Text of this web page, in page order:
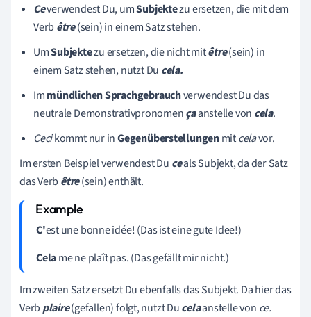
Ceverwendest Du, umSubjektezu ersetzen, die mit dem
Verb être(sein)in einem Satz stehen.
UmSubjektezu ersetzen, die nicht mitêtre(sein) in
einem Satz stehen, nutzt Du cela.
Immündlichen Sprachgebrauchverwendest Du das
neutrale Demonstrativpronomençaanstelle von cela.
Cecikommtnur inGegenüberstellungenmitcelavor.
Im ersten Beispiel verwendest Du ceals Subjekt, da der Satz
das Verb être(sein)enthält.
C'est une bonne idée! (Das ist eine gute Idee!)
Celame ne plaît pas. (Das gefällt mir nicht.)
Im zweiten Satz ersetzt Du ebenfalls das Subjekt. Da hier das
Verb plaire(gefallen) folgt, nutzt Ducelaanstelle von ce.